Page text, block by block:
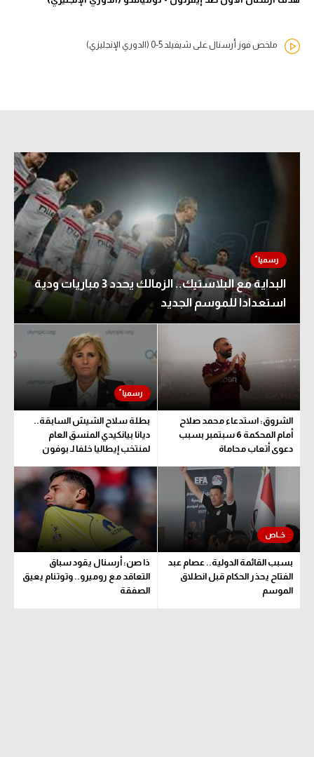
ملخص فوز أرسنال على شيفيلد 5-0 (الدوري الإنجليزي)
البداية مع البلاستيك.. الزمالك يحدد 3 مباريات ودية
استعدادا للموسم الجديد
الشروق: استدعاء محمد صلاح
أمام المحكمة 6 سبتمبر بسبب
دعوى أتعاب محاماة
بطلة سلاح الشيش السابقة..
ديانا بيانكيدي المنسق العام
لمنتخب إيطاليا خلفا لـ بوفون
بسبب القائمة الدولية.. عصام عبد
الفتاح يحذر الحكام قبل انطلاق
الموسم
ذا صن: أرسنال يقود سباق
التعاقد مع روميرو.. وتوتنام يعيق
الصفقة